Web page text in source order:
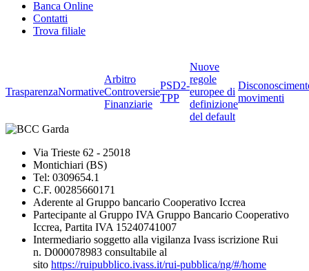
Banca Online
Contatti
Trova filiale
TrasparenzaNormative
Arbitro
Controversie
Finanziarie
PSD2-
TPP
Nuove
regole
europee di
definizione
del default
movimenti
Via Trieste 62 - 25018
Montichiari (BS)
Tel: 0309654.1
C.F. 00285660171
Aderente al Gruppo bancario Cooperativo Iccrea
Partecipante al Gruppo IVA Gruppo Bancario Cooperativo
Iccrea, Partita IVA 15240741007
Intermediario soggetto alla vigilanza Ivass iscrizione Rui
n. D000078983 consultabile al
sito https://ruipubblico.ivass.it/rui-pubblica/ng/#/home